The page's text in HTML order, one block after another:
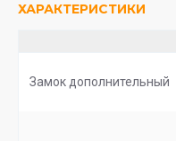
ХАРАКТЕРИСТИКИ
Замок дополнительный